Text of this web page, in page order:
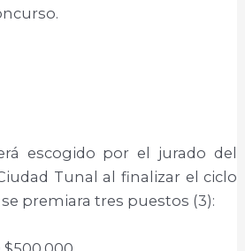
escogido por el jurado del
Tunal al finalizar el ciclo
premiara tres puestos (3):